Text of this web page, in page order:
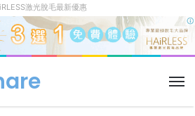
激光脫毛最新優惠